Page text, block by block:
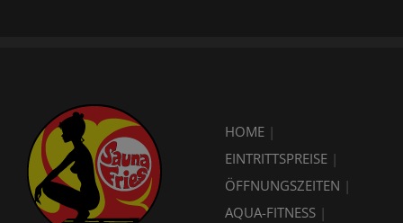
HOME |
EINTRITTSPREISE |
ÖFFNUNGSZEITEN |
AQUA-FITNESS |